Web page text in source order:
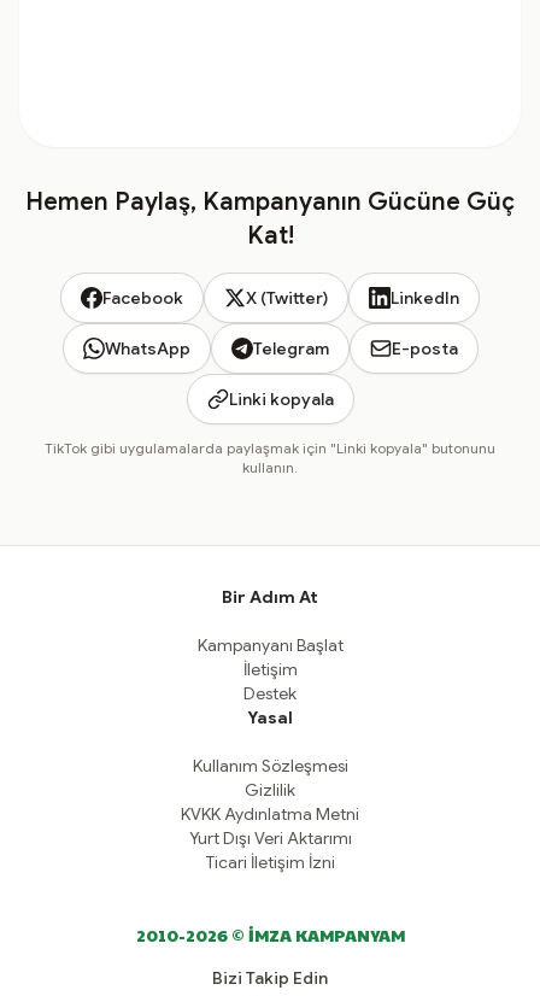
Hemen Paylaş, Kampanyanın Gücüne Güç
Kat!
Facebook X (Twitter) LinkedIn
WhatsApp Telegram E-posta
Linki kopyala
TikTok gibi uygulamalarda paylaşmak için "Linki kopyala" butonunu
kullanın.
Bir Adım At
Kampanyanı Başlat
İletişim
Destek
Yasal
Kullanım Sözleşmesi
Gizlilik
KVKK Aydınlatma Metni
Yurt Dışı Veri Aktarımı
Ticari İletişim İzni
2010-2026 © İMZA KAMPANYAM
Bizi Takip Edin